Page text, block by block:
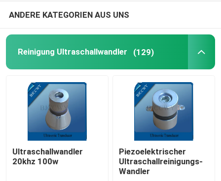
Ultraschallschönheits-Wandler
Ultraschallwiderstand
atomisierender Ultraschallwandler
Ultraschallröhrenwandler
ANDERE KATEGORIEN AUS UNS
Reinigung Ultraschallwandler (129)
Ultraschallwandler
20khz 100w
Piezoelektrischer
Ultraschallreinigungs-
Wandler